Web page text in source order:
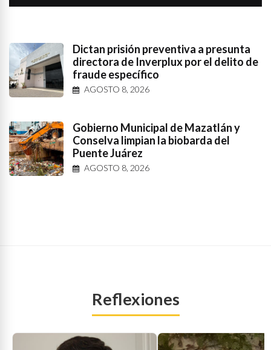
Dictan prisión preventiva a presunta
directora de Inverplux por el delito de
fraude específico
AGOSTO 8, 2026
Gobierno Municipal de Mazatlán y
Conselva limpian la biobarda del
Puente Juárez
AGOSTO 8, 2026
Reflexiones